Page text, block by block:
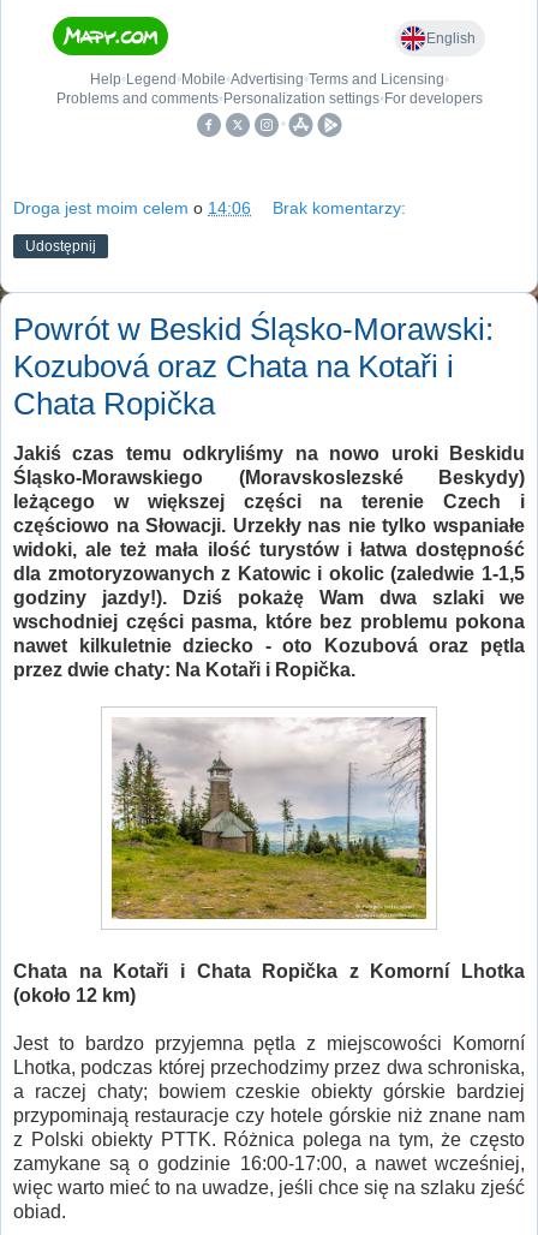
Droga jest moim celem o 14:06 Brak komentarzy:
Udostępnij
Powrót w Beskid Śląsko-Morawski:
Kozubová oraz Chata na Kotaři i
Chata Ropička
Jakiś czas temu odkryliśmy na nowo uroki Beskidu
Śląsko-Morawskiego (Moravskoslezské Beskydy)
leżącego w większej części na terenie Czech i
częściowo na Słowacji. Urzekły nas nie tylko wspaniałe
widoki, ale też mała ilość turystów i łatwa dostępność
dla zmotoryzowanych z Katowic i okolic (zaledwie 1-1,5
godziny jazdy!). Dziś pokażę Wam dwa szlaki we
wschodniej części pasma, które bez problemu pokona
nawet kilkuletnie dziecko - oto Kozubová oraz pętla
przez dwie chaty: Na Kotaři i Ropička.
Chata na Kotaři i Chata Ropička z Komorní Lhotka
(około 12 km)
Jest to bardzo przyjemna pętla z miejscowości Komorní
Lhotka, podczas której przechodzimy przez dwa schroniska,
a raczej chaty; bowiem czeskie obiekty górskie bardziej
przypominają restauracje czy hotele górskie niż znane nam
z Polski obiekty PTTK. Różnica polega na tym, że często
zamykane są o godzinie 16:00-17:00, a nawet wcześniej,
więc warto mieć to na uwadze, jeśli chce się na szlaku zjeść
obiad.